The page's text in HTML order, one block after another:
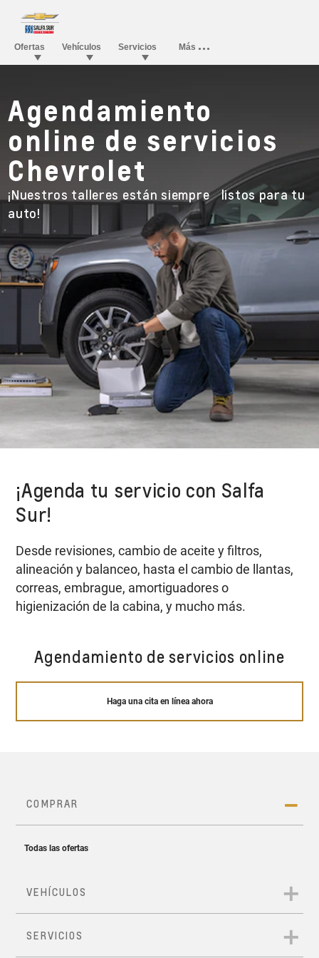
Agendamiento
online de servicios
Chevrolet
¡Nuestros talleres están siempre listos para tu
auto!
¡Agenda tu servicio con Salfa
Sur!
Desde revisiones, cambio de aceite y filtros,
alineación y balanceo, hasta el cambio de llantas,
correas, embrague, amortiguadores o
higienización de la cabina, y mucho más.
Agendamiento de servicios online
Haga una cita en línea ahora